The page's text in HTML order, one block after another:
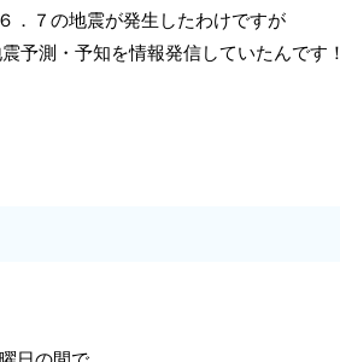
．７の地震が発生したわけですが
予測・予知を情報発信していたんです！